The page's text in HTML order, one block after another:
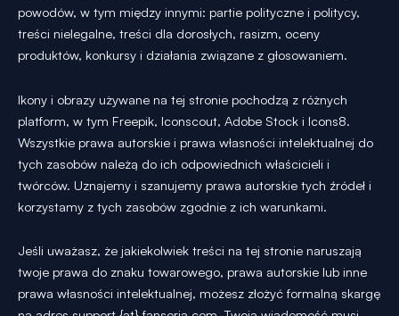
powodów, w tym między innymi: partie polityczne i politycy,
treści nielegalne, treści dla dorosłych, rasizm, oceny
produktów, konkursy i działania związane z głosowaniem.
Ikony i obrazy używane na tej stronie pochodzą z różnych
platform, w tym Freepik, Iconscout, Adobe Stock i Icons8.
Wszystkie prawa autorskie i prawa własności intelektualnej do
tych zasobów należą do ich odpowiednich właścicieli i
twórców. Uznajemy i szanujemy prawa autorskie tych źródeł i
korzystamy z tych zasobów zgodnie z ich warunkami.
Jeśli uważasz, że jakiekolwiek treści na tej stronie naruszają
twoje prawa do znaku towarowego, prawa autorskie lub inne
prawa własności intelektualnej, możesz złożyć formalną skargę